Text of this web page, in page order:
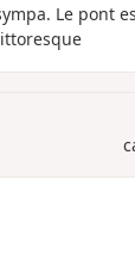
Le pont